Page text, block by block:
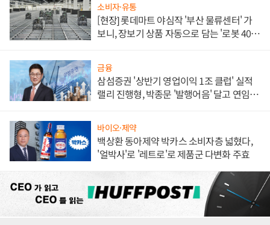
소비자·유통
[현장] 롯데마트 야심작 '부산 물류센터' 가
보니, 장보기 상품 자동으로 담는 '로봇 400
금융
삼섬증권 '상반기 영업이익 1조 클럽' 실적
랠리 진행형, 박종문 '발행어음' 달고 연임 향
바이오·제약
백상환 동아제약 박카스 소비자층 넓혔다,
'얼박사'로 '레트로'로 제품군 다변화 주효